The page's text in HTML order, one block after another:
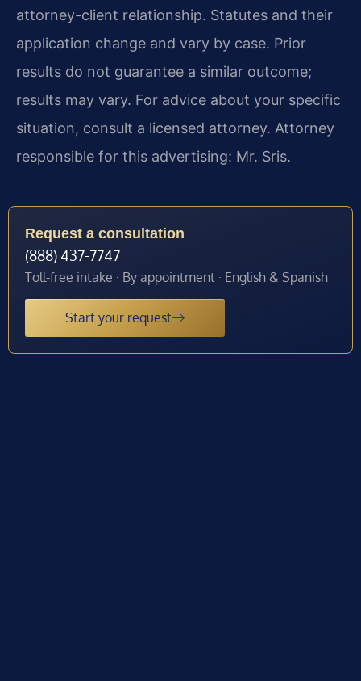
attorney-client relationship. Statutes and their
application change and vary by case. Prior
results do not guarantee a similar outcome;
results may vary. For advice about your specific
situation, consult a licensed attorney. Attorney
responsible for this advertising: Mr. Sris.
Request a consultation
(888) 437-7747
Toll-free intake · By appointment · English & Spanish
Start your request